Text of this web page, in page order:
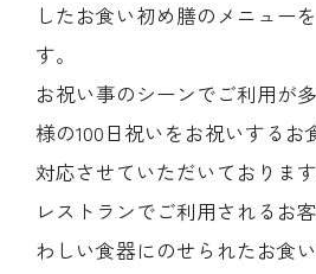
したお食い初め膳のメニュー
す。
お祝い事のシーンでご利用が
様の100日祝いをお祝いするお
対応させていただいております
レストランでご利用されるお
わしい食器にのせられたお食い